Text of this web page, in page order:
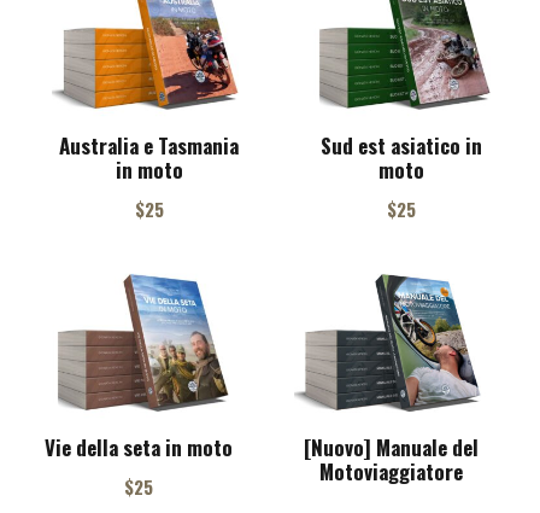
a
e
a
e
s
:
Australia e Tasmania
in moto
$25
Sud est asiatico in
moto
$25
Vie della seta in moto
$25
[Nuovo] Manuale del
Motoviaggiatore